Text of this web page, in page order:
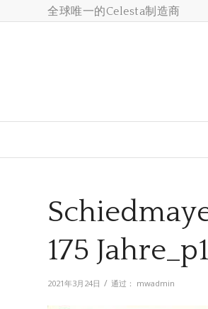
全球唯一的Celesta制造商
175
2021年3月24日 / 通过： mwadmin